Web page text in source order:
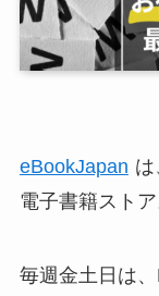
eBookJapan
電子書籍ストア
毎週金土日は